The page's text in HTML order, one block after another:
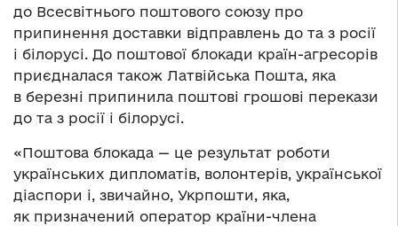
до Всесвітнього поштового союзу про
припинення доставки відправлень до та з росії
і білорусі. До поштової блокади країн-агресорів
приєдналася також Латвійська Пошта, яка
в березні припинила поштові грошові перекази
до та з росії і білорусі.
«Поштова блокада — це результат роботи
українських дипломатів, волонтерів, української
діаспори і, звичайно, Укрпошти, яка,
як призначений оператор країни-члена